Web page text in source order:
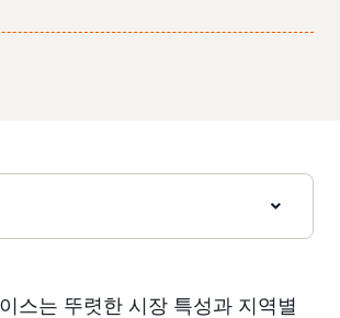
스는 뚜렷한 시장 특성과 지역별